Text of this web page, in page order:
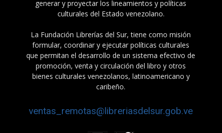
generar y proyectar los lineamientos y políticas
culturales del Estado venezolano.
La Fundación Librerías del Sur, tiene como misión
formular, coordinar y ejecutar políticas culturales
que permitan el desarrollo de un sistema efectivo de
promoción, venta y circulación del libro y otros
bienes culturales venezolanos, latinoamericano y
caribeño.
ventas_remotas@libreriasdelsur.gob.ve